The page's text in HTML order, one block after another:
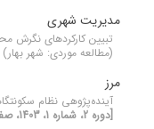
مدیریت شهری
تبیین کارکردهای نگرش
(مطالعه موردی: شهر بهار)
مرز
آینده‌پژوهی نظام
[دوره 2، شماره 1، 1403، صفحه 1-19]